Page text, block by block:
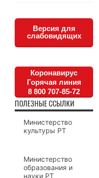
Версия для
слабовидящих
Коронавирус
Горячая линия
8 800 707-85-72
ПОЛЕЗНЫЕ ССЫЛКИ
Министерство
культуры РТ
Министерство
образования и
науки РТ